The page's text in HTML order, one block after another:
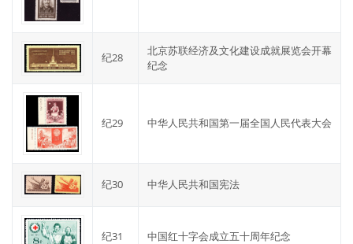
纪28
北京苏联经济及文化建设成就展览会开幕
纪念
纪29 中华人民共和国第一届全国人民代表大会
纪30 中华人民共和国宪法
纪31 中国红十字会成立五十周年纪念